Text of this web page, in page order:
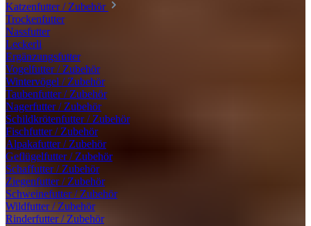
Katzenfutter / Zubehör
Trockenfutter
Nassfutter
Leckerli
Ergänzungsfutter
Vogelfutter / Zubehör
Wintervögel / Zubehör
Taubenfutter / Zubehör
Nagerfutter / Zubehör
Schildkrötenfutter / Zubehör
Fischfutter / Zubehör
Alpakafutter / Zubehör
Geflügelfutter / Zubehör
Schaffutter / Zubehör
Ziegenfutter / Zubehör
Schweinefutter / Zubehör
Wildfutter / Zubehör
Rinderfutter / Zubehör